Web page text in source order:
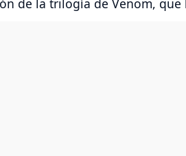
de la trilogía de Venom,